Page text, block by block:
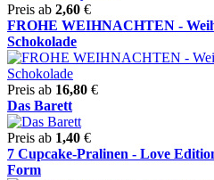
Preis ab 2,60 €
FROHE WEIHNACHTEN -
Schokolade
Preis ab 16,80 €
Das Barett
Preis ab 1,40 €
7 Cupcake-Pralinen - Love
Form